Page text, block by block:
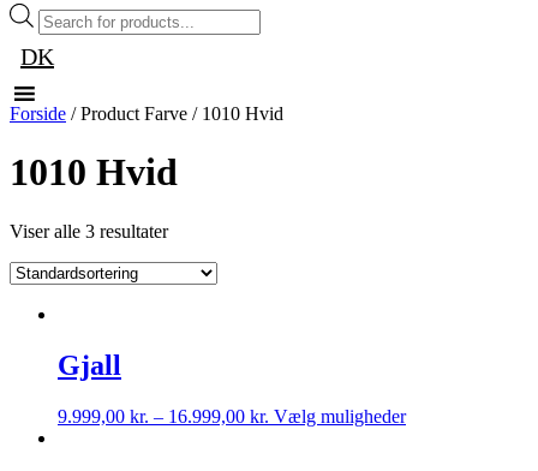
Products
search
DK
Forside / Product Farve / 1010 Hvid
1010 Hvid
Viser alle 3 resultater
Gjall
9.999,00 kr. – 16.999,00 kr. Vælg muligheder